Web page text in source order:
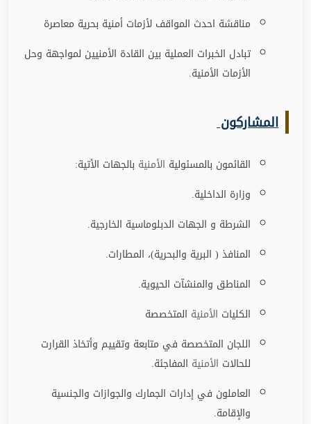
مناقشة احدث المواقف لأزمات أمنية بحرية معاصرة
تبادل الخبرات العملية بين القادة الأمنيين لمواجهة وحل
الأزمات الأمنية.
المشاركون
القائمون بالمسئولية الأمنية بالجهات الأتية:
وزارة الداخلية.
الشرطة و الجهات الدبلوماسية الخارجية.
المنافذ ( البرية والبحرية)، المطارات.
المناطق والمنشآت الحيوية.
الكليات الأمنية المتخصصة
اللجان المتخصصة في متابعة وتقييم وأتخاذ القرارت
للحالات الأمنية المفاجئة.
العاملون في إدارات الجمارك والجوازات والجنسية
والإقامة.